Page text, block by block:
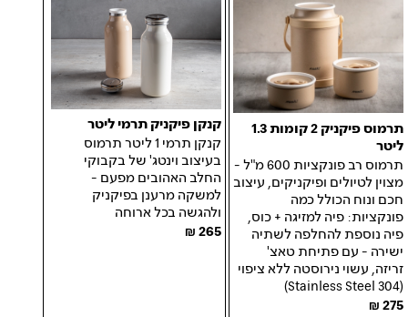
תרמוס פיקניק 2 קומות 1.3
ליטר
275
תרמוס רב פונקציות 600 מ"ל -
מצוין לטיולים ופיקניקים, עיצוב
חכם ונוח הכולל כמה
פונקציות: פיה למזיגה + כוס,
פיה נוספת להחלפה לשתיה
ישירה - עם פתיחת טאצ'
זריזה, עשוי נירוסטה ללא ציפוי
(Stainless Steel 304)
קנקן פיקניק תרמי ליטר
265
קנקן תרמי 1 ליטר תרמוס
בעיצוב וינטג' של בקבוקי
החלב האהובים מפעם -
למשקה מרענן בפיקניק
ולהגשה בכל ארוחה